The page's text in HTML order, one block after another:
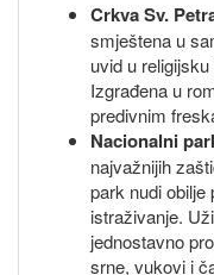
Crkva Sv.
smještena u
uvid u
Izgrađena u
predivnim
Nacionalni
najvažnijih
park nudi
istraživanje.
jednostavno
srne, vukovi i